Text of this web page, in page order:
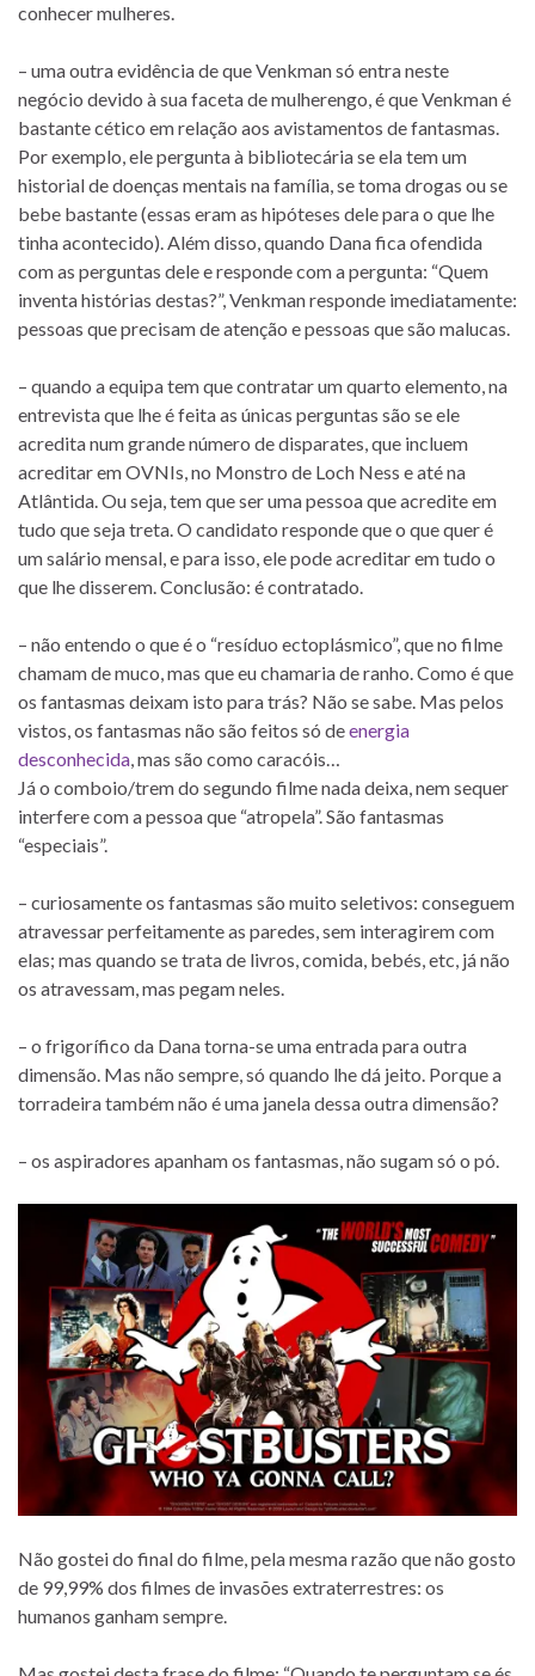
conhecer mulheres.
– uma outra evidência de que Venkman só entra neste
negócio devido à sua faceta de mulherengo, é que Venkman é
bastante cético em relação aos avistamentos de fantasmas.
Por exemplo, ele pergunta à bibliotecária se ela tem um
historial de doenças mentais na família, se toma drogas ou se
bebe bastante (essas eram as hipóteses dele para o que lhe
tinha acontecido). Além disso, quando Dana fica ofendida
com as perguntas dele e responde com a pergunta: “Quem
inventa histórias destas?”, Venkman responde imediatamente:
pessoas que precisam de atenção e pessoas que são malucas.
– quando a equipa tem que contratar um quarto elemento, na
entrevista que lhe é feita as únicas perguntas são se ele
acredita num grande número de disparates, que incluem
acreditar em OVNIs, no Monstro de Loch Ness e até na
Atlântida. Ou seja, tem que ser uma pessoa que acredite em
tudo que seja treta. O candidato responde que o que quer é
um salário mensal, e para isso, ele pode acreditar em tudo o
que lhe disserem. Conclusão: é contratado.
– não entendo o que é o “resíduo ectoplásmico”, que no filme
chamam de muco, mas que eu chamaria de ranho. Como é que
os fantasmas deixam isto para trás? Não se sabe. Mas pelos
vistos, os fantasmas não são feitos só deenergia
desconhecida, mas são como caracóis…
Já o comboio/trem do segundo filme nada deixa, nem sequer
interfere com a pessoa que “atropela”. São fantasmas
“especiais”.
– curiosamente os fantasmas são muito seletivos: conseguem
atravessar perfeitamente as paredes, sem interagirem com
elas; mas quando se trata de livros, comida, bebés, etc, já não
os atravessam, mas pegam neles.
– o frigorífico da Dana torna-se uma entrada para outra
dimensão. Mas não sempre, só quando lhe dá jeito. Porque a
torradeira também não é uma janela dessa outra dimensão?
– os aspiradores apanham os fantasmas, não sugam só o pó.
Não gostei do final do filme, pela mesma razão que não gosto
de 99,99% dos filmes de invasões extraterrestres: os
humanos ganham sempre.